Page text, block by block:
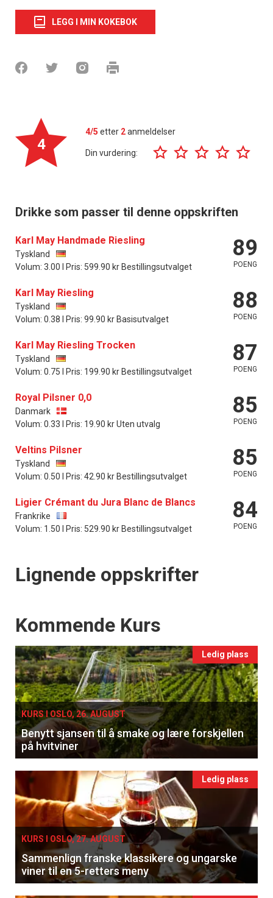
LEGG I MIN KOKEBOK
4
4/5 etter 2anmeldelser
Din vurdering:
Drikke som passer til denne oppskriften
Karl May Handmade Riesling
Tyskland
Volum: 3.00 l Pris: 599.90 kr Bestillingsutvalget
89
POENG
Karl May Riesling
Tyskland
Volum: 0.38 l Pris: 99.90 kr Basisutvalget
88
POENG
Karl May Riesling Trocken
Tyskland
Volum: 0.75 l Pris: 199.90 kr Bestillingsutvalget
87
POENG
Royal Pilsner 0,0
Danmark
Volum: 0.33 l Pris: 19.90 kr Uten utvalg
85
POENG
Veltins Pilsner
Tyskland
Volum: 0.50 l Pris: 42.90 kr Bestillingsutvalget
85
POENG
Ligier Crémant du Jura Blanc de Blancs
Frankrike
Volum: 1.50 l Pris: 529.90 kr Bestillingsutvalget
84
POENG
Lignende oppskrifter
Events
Kommende Kurs
Ledig plass
KURS I OSLO, 26. AUGUST
Benytt sjansen til å smake og lære forskjellen
på hvitviner
Ledig plass
KURS I OSLO, 27. AUGUST
Sammenlign franske klassikere og ungarske
viner til en 5-retters meny